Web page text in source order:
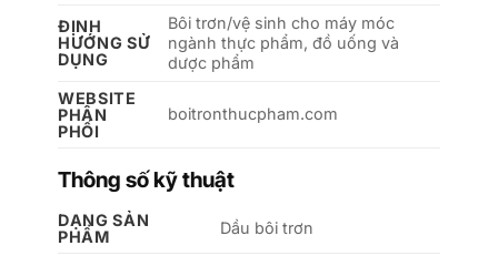
ĐỊNH
HƯỚNG SỬ
DỤNG
Bôi trơn/vệ sinh cho máy móc
ngành thực phẩm, đồ uống và
dược phẩm
WEBSITE
PHÂN
PHỐI
boitronthucpham.com
Thông số kỹ thuật
DẠNG SẢN
PHẨM
Dầu bôi trơn